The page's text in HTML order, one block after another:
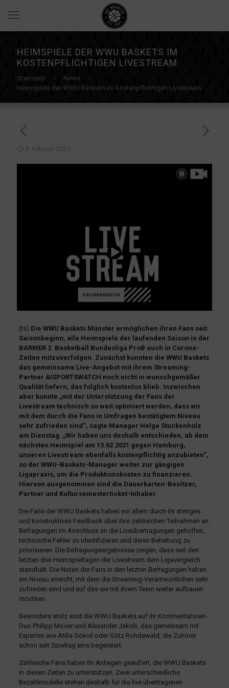
HEIMSPIELE DER WWU BASKETS IM
KOSTENPFLICHTIGEN LIVESTREAM
Startseite
News
Heimspiele der WWU Baskets im kostenpflichtigen Livestream
9. Februar 2021
(ts) Die WWU Baskets Münster ermöglichen ihren Fans seit
Saisonbeginn, alle Heimspiele der laufenden Saison in der
BARMER 2. Basketball Bundesliga ProB auch in Corona-
Zeiten mitzuverfolgen. Zunächst konnten die WWU Baskets
das gemeinsame Live-Angebot mit ihrem Streaming-
Partner AISPORTSWATCH noch nicht in wunschgemäßer
Qualität liefern, das folglich kostenlos blieb. Inzwischen
aber konnte „mit der Unterstützung der Fans der
Livestream technisch so weit optimiert werden, dass wir
mit dem durch die Fans in Umfragen bestätigtem Niveau
sehr zufrieden sind“, sagte Manager Helge Stuckenholz
am Dienstag. „Wir haben uns deshalb entschieden, ab dem
nächsten Heimspiel am 13.02.2021 gegen Hamburg,
unseren Livestream ebenfalls kostenpflichtig anzubieten“,
so der WWU-Baskets-Manager weiter zur gängigen
Ligapraxis, um die Produktionskosten zu finanzieren.
Hiervon ausgenommen sind die Dauerkarten-Besitzer,
Partner und Kultursemesterticket-Inhaber.
Die Fans der WWU Baskets haben vor allem durch ihr stetiges
und konstruktives Feedback über ihre zahlreichen Teilnahmen an
Befragungen im Anschluss an die Liveübertragungen geholfen,
technische Fehler zu identifizieren und deren Behebung zu
priorisieren. Die Befragungsergebnisse zeigen, dass seit den
letzten drei Heimspieltagen der Livestream dem Ligavergleich
standhält. Die Noten der Fans in den letzten Befragungen haben
ein Niveau erreicht, mit dem die Streaming-Verantwortlichen sehr
zufrieden sind und auf das sie mit ihrem Team weiter aufbauen
möchten.
Besonders stolz sind die WWU Baskets auf ihr Kommentatoren-
Duo Philipp Moser und Alexander Jakob, das gemeinsam mit
Experten wie Atilla Göknil oder Götz Rohdewald, die Zuhörer
schon seit Spieltag eins begeistert.
Zahlreiche Fans haben ihr Anliegen geäußert, die WWU Baskets
in diesen Zeiten zu unterstützen. Zwei unterschiedliche
Bezahlmodelle stehen deshalb für die live übertragenen